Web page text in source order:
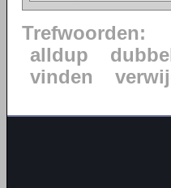
Trefwoorden:
alldup
vinden